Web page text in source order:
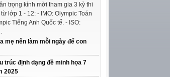
trọng kính mời tham gia 3 kỳ thi
lớp 1 - 12: - IMO: Olympic Toán
Tiếng Anh Quốc tế. - ISO:
mẹ nên làm mỗi ngày để con
trúc định dạng đề minh họa 7
2025